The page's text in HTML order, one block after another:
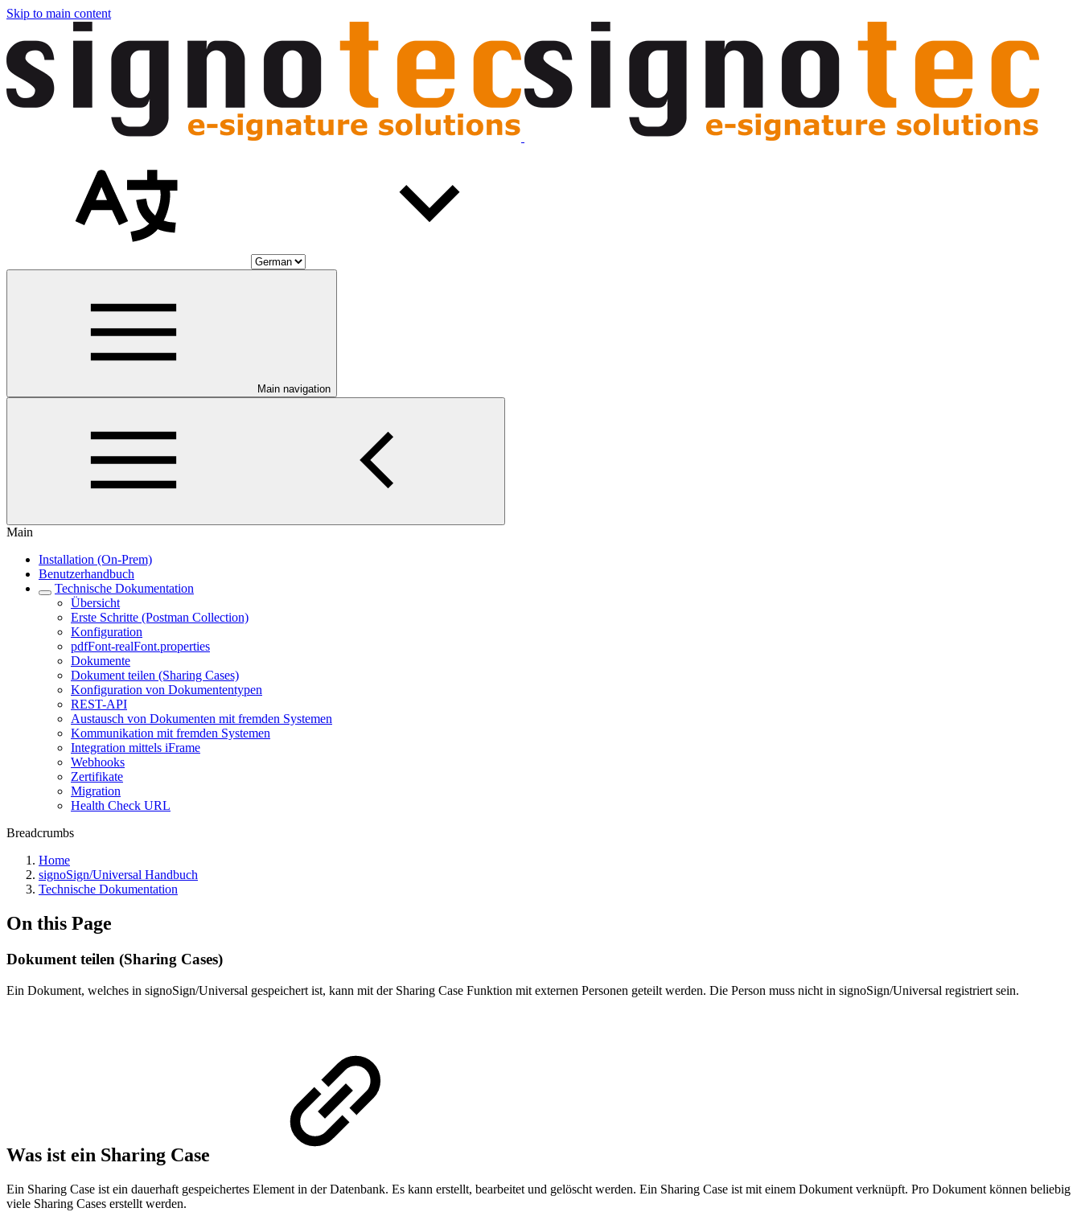
Skip to main content
Main navigation
Main
Installation (On-Prem)
Benutzerhandbuch
Technische Dokumentation
Übersicht
Erste Schritte (Postman Collection)
Konfiguration
pdfFont-realFont.properties
Dokumente
Dokument teilen (Sharing Cases)
Konfiguration von Dokumententypen
REST-API
Austausch von Dokumenten mit fremden Systemen
Kommunikation mit fremden Systemen
Integration mittels iFrame
Webhooks
Zertifikate
Migration
Health Check URL
Breadcrumbs
Home
signoSign/Universal Handbuch
Technische Dokumentation
On this Page
Dokument teilen (Sharing Cases)
Ein Dokument, welches in signoSign/Universal gespeichert ist, kann mit der Sharing Case Funktion mit externen Personen geteilt werden. Die Person muss nicht in signoSign/Universal registriert sein.
Was ist ein Sharing Case
Ein Sharing Case ist ein dauerhaft gespeichertes Element in der Datenbank. Es kann erstellt, bearbeitet und gelöscht werden. Ein Sharing Case ist mit einem Dokument verknüpft. Pro Dokument können beliebig
viele Sharing Cases erstellt werden.